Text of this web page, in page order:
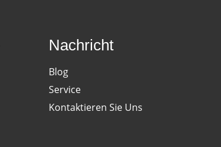
Nachricht
Blog
Service
Kontaktieren Sie Uns